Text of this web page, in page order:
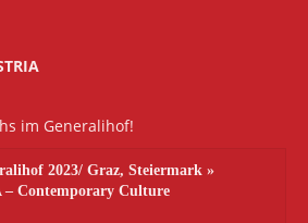
im Generalihof!
2023/ Graz, Steiermark »
– Contemporary Culture